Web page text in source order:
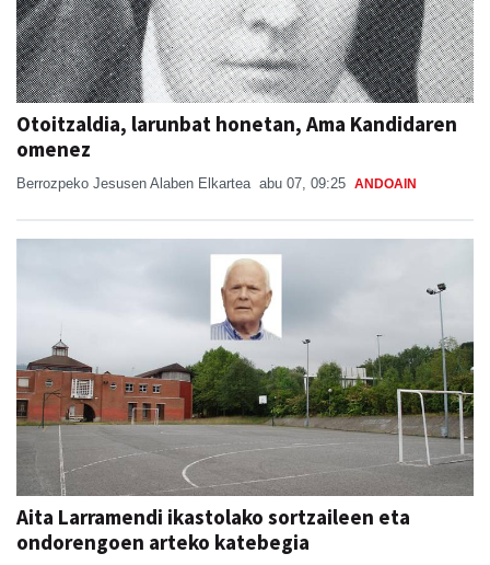
Otoitzaldia, larunbat honetan, Ama Kandidaren
omenez
Berrozpeko Jesusen Alaben Elkartea abu 07, 09:25 ANDOAIN
Aita Larramendi ikastolako sortzaileen eta
ondorengoen arteko katebegia